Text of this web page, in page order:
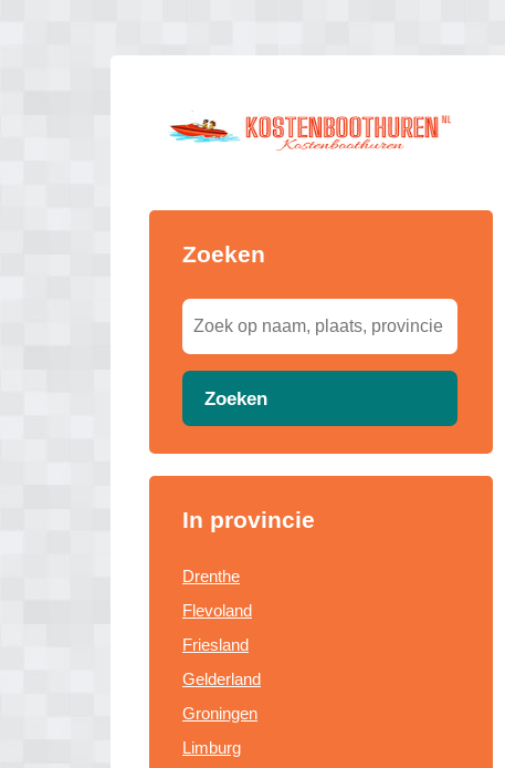
Zoeken
Zoeken
In provincie
Drenthe
Flevoland
Friesland
Gelderland
Groningen
Limburg